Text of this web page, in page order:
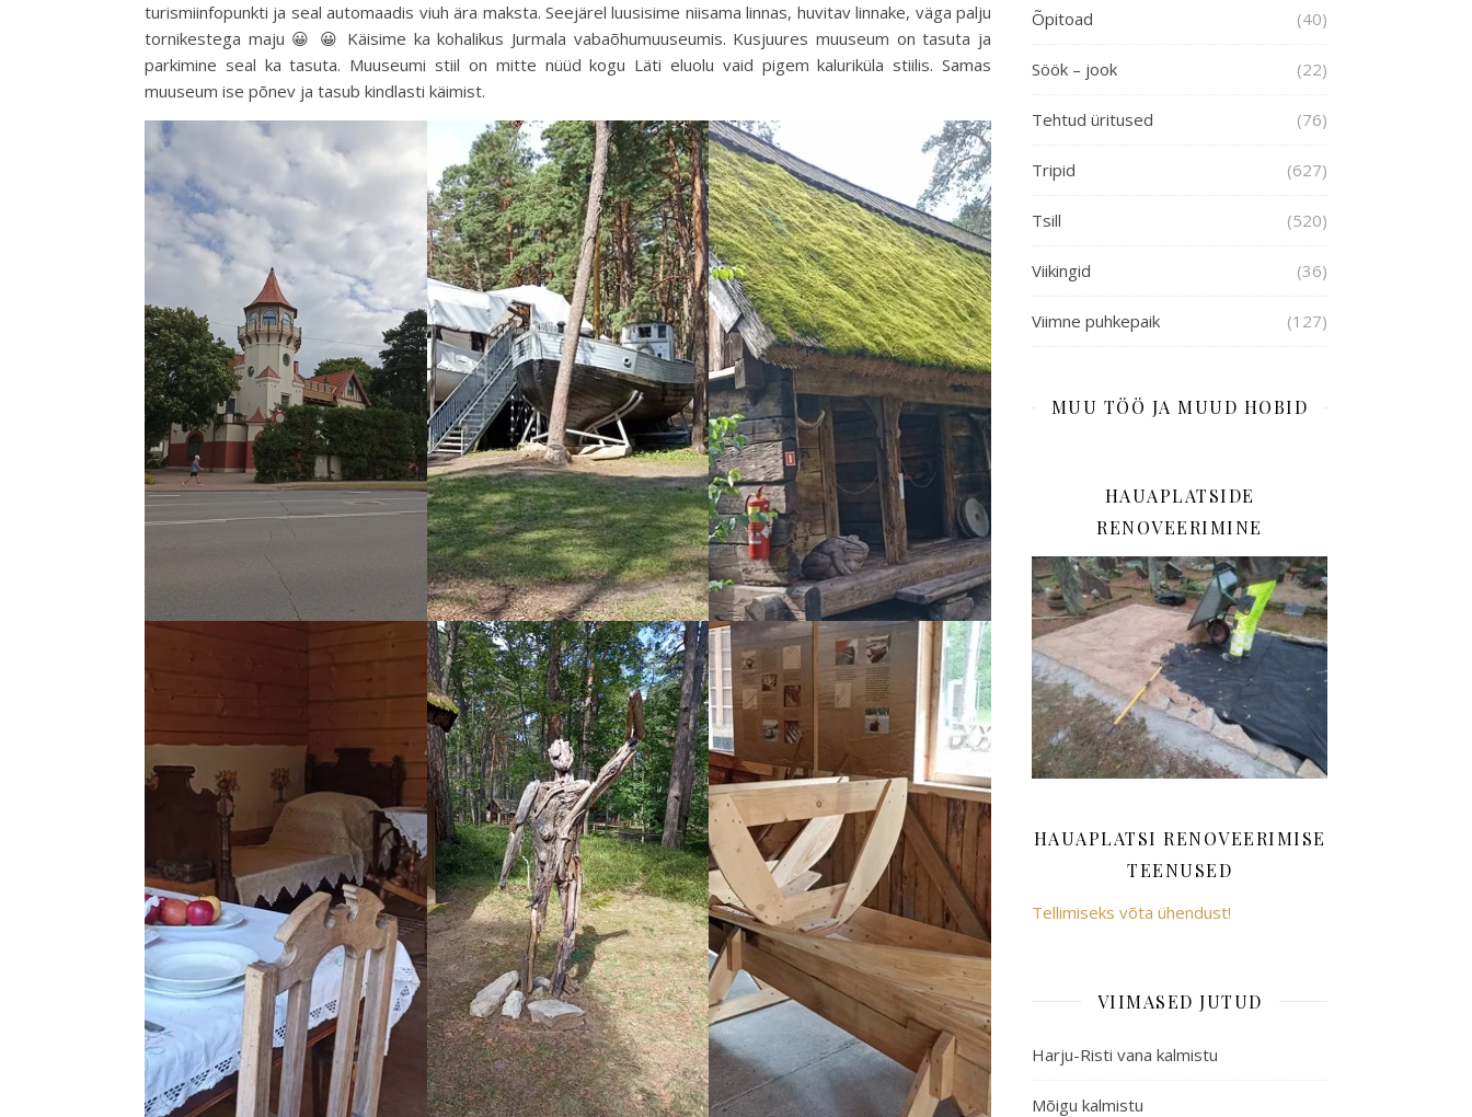
turismiinfopunkti ja seal automaadis viuh ära maksta. Seejärel luusisime niisama linnas, huvitav linnake, väga palju
tornikestega maju 😀 😀 Käisime ka kohalikus Jurmala vabaõhumuuseumis. Kusjuures muuseum on tasuta ja
parkimine seal ka tasuta. Muuseumi stiil on mitte nüüd kogu Läti eluolu vaid pigem kaluriküla stiilis. Samas
muuseum ise põnev ja tasub kindlasti käimist.
Õpitoad (40)
Söök – jook (22)
Tehtud üritused (76)
Tripid (627)
Tsill (520)
Viikingid (36)
Viimne puhkepaik (127)
MUU TÖÖ JA MUUD HOBID
HAUAPLATSIDE
RENOVEERIMINE
HAUAPLATSI RENOVEERIMISE
TEENUSED
Tellimiseks võta ühendust!
VIIMASED JUTUD
Harju-Risti vana kalmistu
Mõigu kalmistu